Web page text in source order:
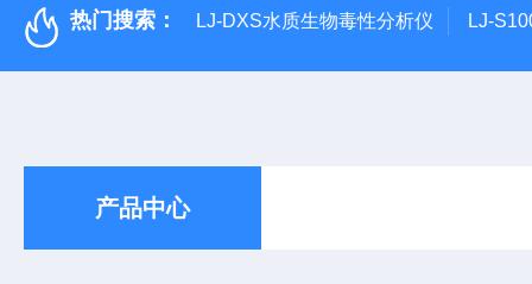
热门搜索： LJ-DXS水质生物毒性分析仪 LJ-
产品中心